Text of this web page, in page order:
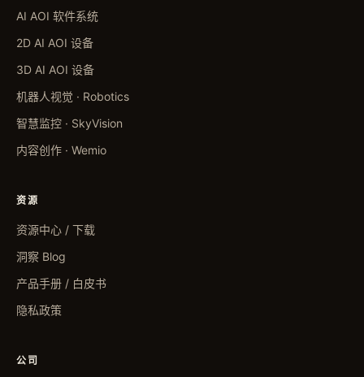
AI AOI 软件系统
2D AI AOI 设备
3D AI AOI 设备
机器人视觉 · Robotics
智慧监控 · SkyVision
内容创作 · Wemio
资源
资源中心 / 下载
洞察 Blog
产品手册 / 白皮书
隐私政策
公司